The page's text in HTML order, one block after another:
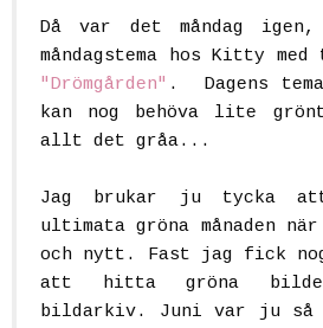
Då var det måndag
måndagstema hos Kitty med
"Drömgården" . Dagens
kan nog behöva lite
allt det gråa...
Jag brukar ju tycka
ultimata gröna månaden
och nytt. Fast jag fick
att hitta gröna
bildarkiv. Juni var ju